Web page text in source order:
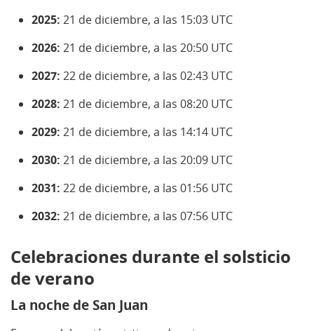
2025: 21 de diciembre, a las 15:03 UTC
2026: 21 de diciembre, a las 20:50 UTC
2027: 22 de diciembre, a las 02:43 UTC
2028: 21 de diciembre, a las 08:20 UTC
2029: 21 de diciembre, a las 14:14 UTC
2030: 21 de diciembre, a las 20:09 UTC
2031: 22 de diciembre, a las 01:56 UTC
2032: 21 de diciembre, a las 07:56 UTC
Celebraciones durante el solsticio
de verano
La noche de San Juan